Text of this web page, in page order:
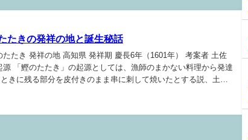
たきの発祥の地と誕生秘話
たたき 発祥の地 高知県 発祥期 慶長6年（1601年） 考案者 土佐
「鰹のたたき」の起源としては、漁師のまかない料理から発達
きに残る部分を皮付きのまま串に刺して焼いたとする説、土佐